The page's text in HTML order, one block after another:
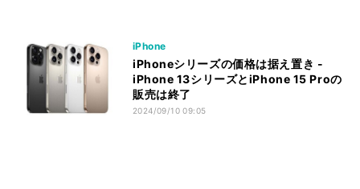
iPhone
iPhoneシリーズの価格は据え置き -
iPhone 13シリーズとiPhone 15 Proの
販売は終了
2024/09/10 09:05